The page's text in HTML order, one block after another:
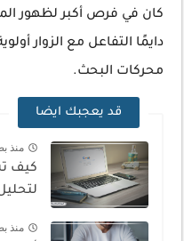
كان في فرص أكبر لظهور
دايمًا التفاعل مع الزوار
محركات البحث.
قد يعجبك ايضا
منذ
منذ